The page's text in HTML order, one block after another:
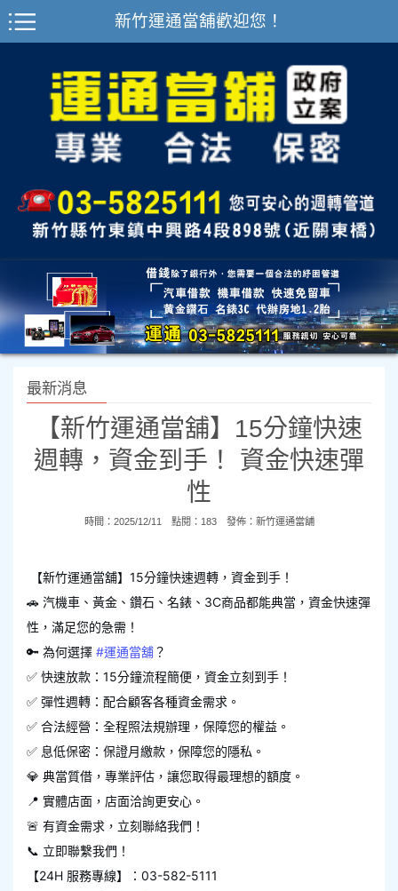
新竹運通當舖歡迎您！
最新消息
【新竹運通當舖】15分鐘快速
週轉，資金到手！ 資金快速彈
性
時間：2025/12/11 點閱：183 發佈： 新竹運通當舖
【新竹運通當舖】15分鐘快速週轉，資金到手！
🚗 汽機車、黃金、鑽石、名錶、3C商品都能典當，資金快速彈
性，滿足您的急需！
🔑 為何選擇 #運通當舖？
✅ 快速放款：15分鐘流程簡便，資金立刻到手！
✅ 彈性週轉：配合顧客各種資金需求。
✅ 合法經營：全程照法規辦理，保障您的權益。
✅ 息低保密：保證月繳款，保障您的隱私。
💎 典當質借，專業評估，讓您取得最理想的額度。
📍 實體店面，店面洽詢更安心。
🚨 有資金需求，立刻聯絡我們！
📞 立即聯繫我們！
【24H 服務專線】：03-582-5111